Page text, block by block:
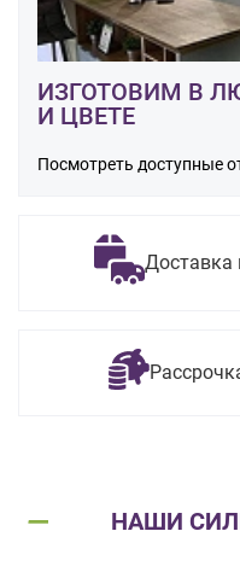
ИЗГОТОВИМ В
И ЦВЕТЕ
Посмотреть доступные
Доставка
НАШИ